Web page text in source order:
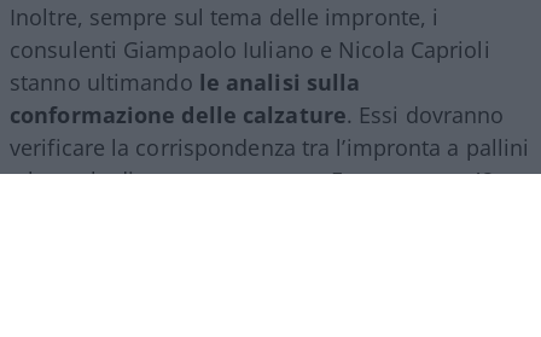
Inoltre, sempre sul tema delle impronte, i
consulenti Giampaolo Iuliano e Nicola Caprioli
stanno ultimando le analisi sulla
conformazione delle calzature. Essi dovranno
verificare la corrispondenza tra l’impronta a pallini
e la suola di una scarpa marca Frau numero 42.